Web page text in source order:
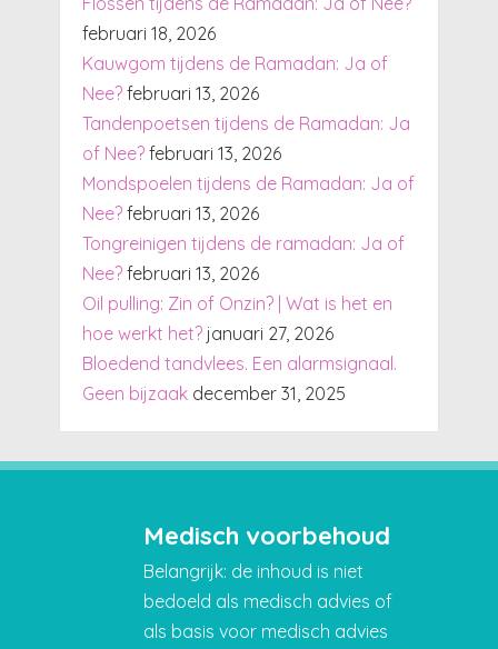
februari 18, 2026
Kauwgom tijdens de Ramadan: Ja of
Nee? februari 13, 2026
Tandenpoetsen tijdens de Ramadan: Ja
of Nee? februari 13, 2026
Mondspoelen tijdens de Ramadan: Ja of
Nee? februari 13, 2026
Tongreinigen tijdens de ramadan: Ja of
Nee? februari 13, 2026
Oil pulling: Zin of Onzin? | Wat is het en
hoe werkt het? januari 27, 2026
Bloedend tandvlees. Een alarmsignaal.
Geen bijzaak december 31, 2025
Medisch voorbehoud
Belangrijk: de inhoud is niet
bedoeld als medisch advies of
als basis voor medisch advies